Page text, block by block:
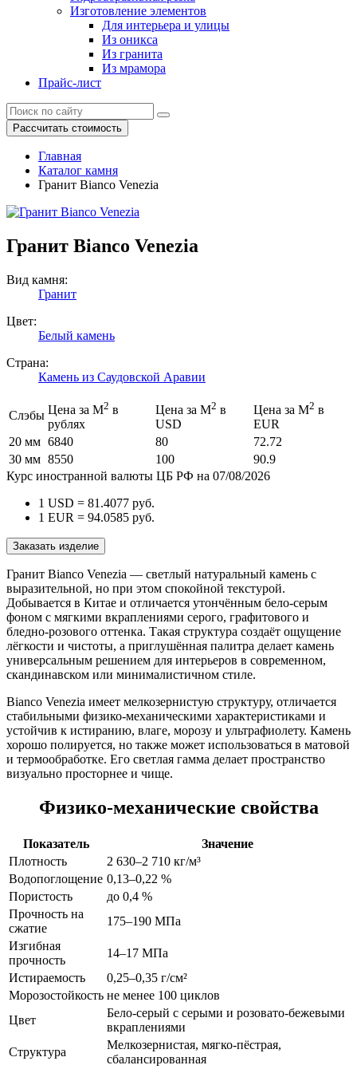
Изготовление элементов
Для интерьера и улицы
Из оникса
Из гранита
Из мрамора
Прайс-лист
Рассчитать стоимость
Главная
Каталог камня
Гранит Bianco Venezia
Гранит Bianco Venezia
Вид камня:
Гранит
Цвет:
Белый камень
Страна:
Камень из Саудовской Аравии
Слэбы Цена за М2 в
рублях
Цена за М2 в
USD
Цена за М2 в
EUR
20 мм 6840 80
72.72
30 мм 8550 100
90.9
Курс иностранной валюты ЦБ РФ на 07/08/2026
1 USD = 81.4077 руб.
1 EUR = 94.0585 руб.
Заказать изделие
Гранит Bianco Venezia — светлый натуральный камень с
выразительной, но при этом спокойной текстурой.
Добывается в Китае и отличается утончённым бело-серым
фоном с мягкими вкраплениями серого, графитового и
бледно-розового оттенка. Такая структура создаёт ощущение
лёгкости и чистоты, а приглушённая палитра делает камень
универсальным решением для интерьеров в современном,
скандинавском или минималистичном стиле.
Bianco Venezia имеет мелкозернистую структуру, отличается
стабильными физико-механическими характеристиками и
устойчив к истиранию, влаге, морозу и ультрафиолету. Камень
хорошо полируется, но также может использоваться в матовой
и термообработке. Его светлая гамма делает пространство
визуально просторнее и чище.
Физико-механические свойства
Показатель
Значение
Плотность
2 630–2 710 кг/м³
Водопоглощение 0,13–0,22 %
Пористость
до 0,4 %
Прочность на
сжатие
175–190 МПа
Изгибная
прочность
14–17 МПа
Истираемость
0,25–0,35 г/см²
Морозостойкость не менее 100 циклов
Цвет
Бело-серый с серыми и розовато-бежевыми
вкраплениями
Структура
Мелкозернистая, мягко-пёстрая,
сбалансированная